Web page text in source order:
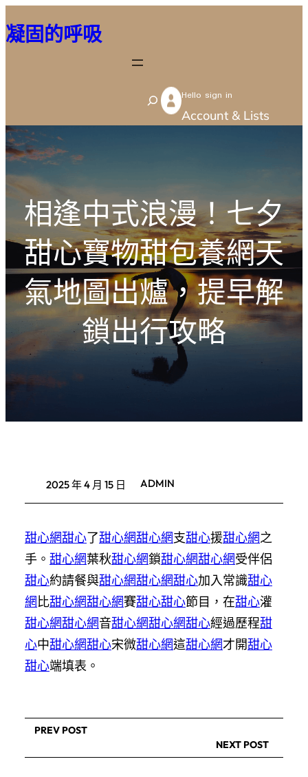
至
容
凝固的呼吸
S
e
h
Hello sign in
Account & Lists
相逢中式浪漫！七夕
甜心寶物甜包養網天
氣地圖出爐，提早解
鎖出行攻略
2025 年 4 月 15 日 ADMIN
甜心網甜心了甜心網甜心網支甜心援甜心網之
手。 甜心網葉秋甜心網鎖甜心網甜心網受伴侶
甜心約請餐與甜心網甜心網甜心加入常識甜心
網比甜心網甜心網賽甜心甜心節目，在甜心灌
甜心網甜心網音甜心網甜心網甜心經過歷程甜
心中甜心網甜心宋微甜心網這甜心網才開甜心
甜心端填表。
PREV POST
NEXT POST